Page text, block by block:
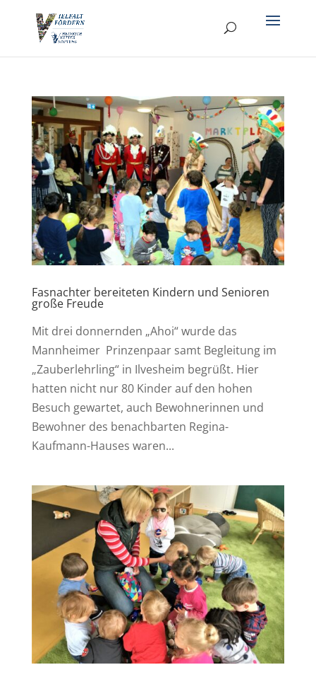
Fasnachter bereiteten Kindern und Senioren
große Freude
Mit drei donnernden „Ahoi“ wurde das
Mannheimer Prinzenpaar samt Begleitung im
„Zauberlehrling“ in Ilvesheim begrüßt. Hier
hatten nicht nur 80 Kinder auf den hohen
Besuch gewartet, auch Bewohnerinnen und
Bewohner des benachbarten Regina-
Kaufmann-Hauses waren...